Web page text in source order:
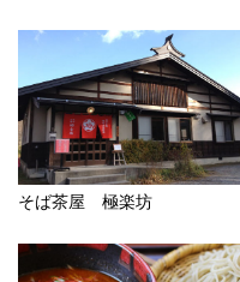
そば茶屋 極楽坊